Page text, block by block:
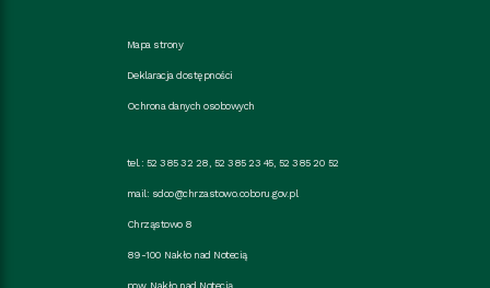
Mapa strony
Deklaracja dostępności
Ochrona danych osobowych
tel.: 52 385 32 28, 52 385 23 45, 52 385 20 52
mail: sdoo@chrzastowo.coboru.gov.pl
Chrząstowo 8
89-100 Nakło nad Notecią
pow. Nakło nad Notecią